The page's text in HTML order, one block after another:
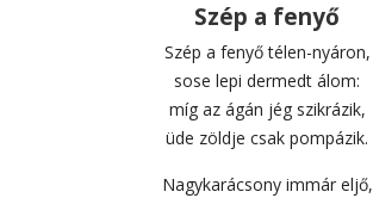
Szép a fenyő
Szép a fenyő télen-nyáron,
sose lepi dermedt álom:
míg az ágán jég szikrázik,
üde zöldje csak pompázik.
Nagykarácsony immár eljő,